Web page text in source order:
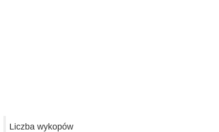
Liczba wykopów